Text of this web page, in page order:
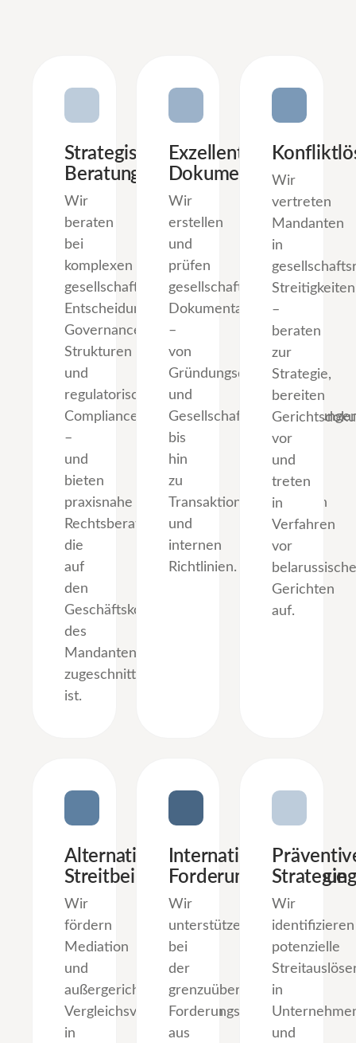
Strategische
Beratung
Wir
beraten
bei
komplexen
gesellschaftsrechtlichen
Entscheidungen,
Governance-
Strukturen
und
regulatorischer
Compliance
–
und
bieten
praxisnahe
Rechtsberatung,
die
auf
den
Geschäftskontext
des
Mandanten
zugeschnitten
ist.
Exzellente
Dokumentation
Wir
erstellen
und
prüfen
gesellschaftsrechtliche
Dokumentation
–
von
Gründungsdokumenten
und
bis
hin
zu
Transaktionsdokumenten
und
internen
Richtlinien.
Wir
vertreten
Mandanten
in
Streitigkeiten
–
beraten
zur
Strategie,
bereiten
vor
und
treten
in
Verfahren
vor
Gerichten
auf.
Alternative
Streitbeilegung
Wir
fördern
Mediation
und
außergerichtliche
Vergleichsverhandlungen
in
Internationale
Wir
unterstützen
bei
der
grenzuüberschreitenden
Forderungseintreibung
aus
Strategie
Wir
identifizieren
potenzielle
in
und